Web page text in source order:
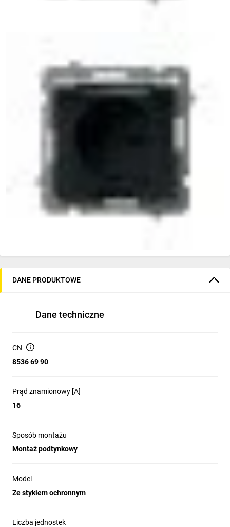
DANE PRODUKTOWE
Dane techniczne
CN
8536 69 90
Prąd znamionowy [A]
16
Sposób montażu
Montaż podtynkowy
Model
Ze stykiem ochronnym
Liczba jednostek